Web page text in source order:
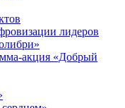
лидеров
акция «Добрый